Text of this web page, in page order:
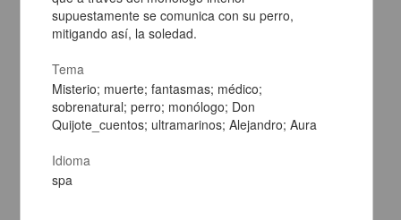
supuestamente se comunica con su perro,
mitigando así, la soledad.
Tema
Misterio; muerte; fantasmas; médico;
sobrenatural; perro; monólogo; Don
Quijote_cuentos; ultramarinos; Alejandro; Aura
Idioma
spa